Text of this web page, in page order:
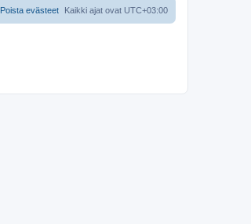
Kaikki ajat ovat UTC+03:00
Poista evästeet